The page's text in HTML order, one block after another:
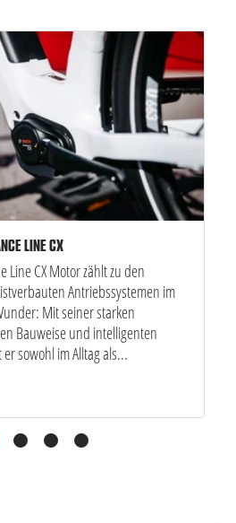
LINE CX
Line CX Motor zählt zu den
Antriebssystemen im
Mit seiner starken
Bauweise und intelligenten
sowohl im Alltag als...
2 3 4